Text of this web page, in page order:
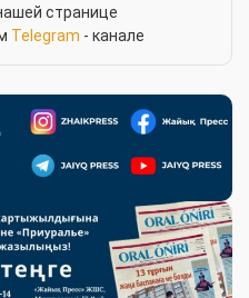
странице
Telegram - канале